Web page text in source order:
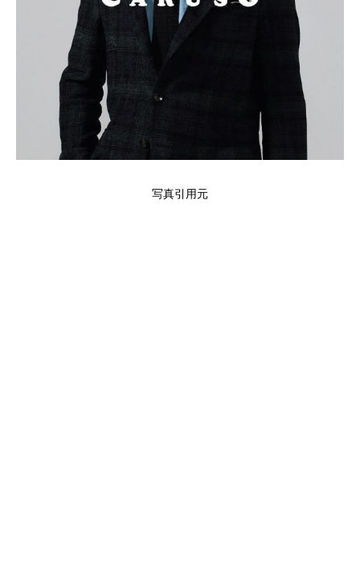
写真引用元